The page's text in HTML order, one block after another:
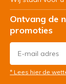
Ontvang de
promoties
* Lees hier de